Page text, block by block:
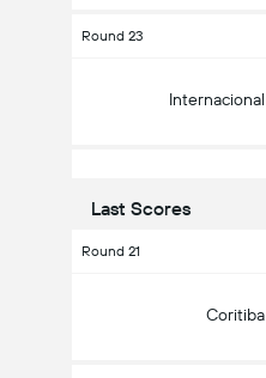
Round 23
Internacional
Last Scores
Round 21
Coritiba